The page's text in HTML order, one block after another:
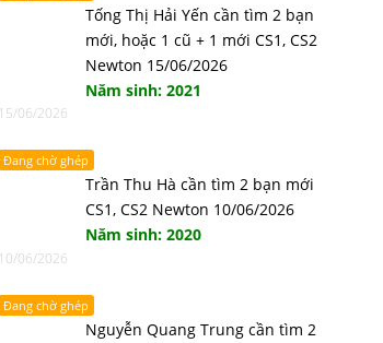
Tống Thị Hải Yến cần tìm 2 bạn
mới, hoặc 1 cũ + 1 mới CS1, CS2
Newton 15/06/2026
Năm sinh: 2021
15/06/2026
Đang chờ ghép
Trần Thu Hà cần tìm 2 bạn mới
CS1, CS2 Newton 10/06/2026
Năm sinh: 2020
10/06/2026
Đang chờ ghép
Nguyễn Quang Trung cần tìm 2